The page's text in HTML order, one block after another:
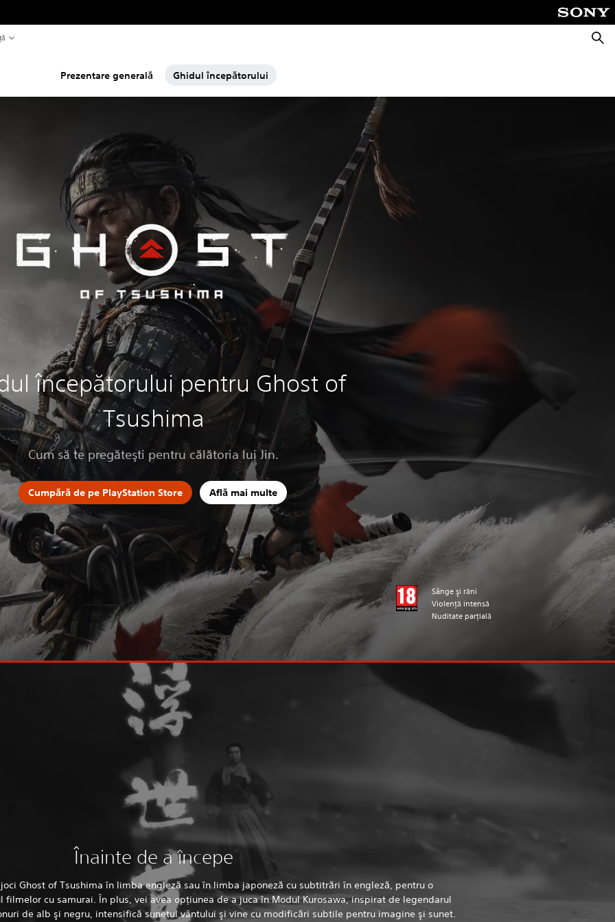
Prezentare generală Ghidul începătorului
începătorului pentru Ghost of
Tsushima
Cum să te pregăteşti pentru călătoria lui Jin.
Cumpără de pe PlayStation Store Află mai multe
Sânge şi răni
Violenţă intensă
Nuditate parţială
Înainte de a începe
Ghost of Tsushima în limba engleză sau în limba japoneză cu subtitrări în engleză, pentru o
cu samurai. În plus, vei avea opţiunea de a juca în Modul Kurosawa, inspirat de legendarul
de alb şi negru, intensifică sunetul vântului şi vine cu modificări subtile pentru imagine şi sunet.